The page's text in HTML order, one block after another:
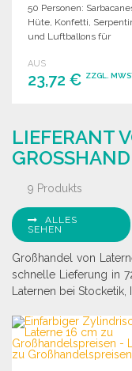
50 Personen:
Hüte, Konfetti,
und Luftballons für
AUS
23,72 € ZZGL.
Angebot anfordern
LIEFERANT
9 Produkts
ALLES
SEHEN
Großhandel von
schnelle Lieferung in
Laternen bei